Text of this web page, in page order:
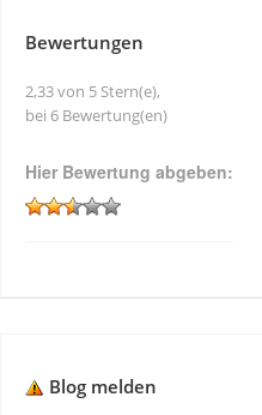
Bewertungen
2,33 von 5 Stern(e),
bei 6 Bewertung(en)
Hier Bewertung abgeben:
Blog melden